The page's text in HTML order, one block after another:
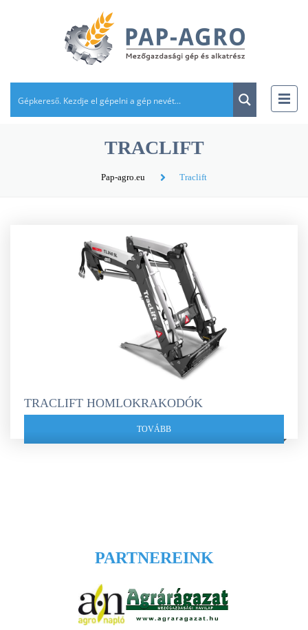
TRACLIFT
Pap-agro.eu Traclift
TRACLIFT HOMLOKRAKODÓK
TOVÁBB
PARTNEREINK